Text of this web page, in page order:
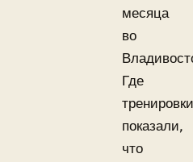
месяца
во
Где
тренировки
показали,
что